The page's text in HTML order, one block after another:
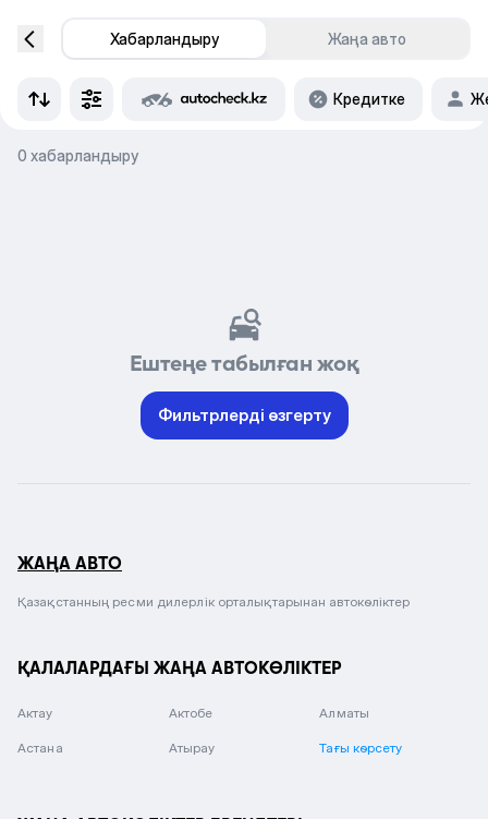
Хабарландыру Жаңа авто
Кредитке
0 хабарландыру
Ештеңе табылған жоқ
Фильтрлерді өзгерту
ЖАҢА АВТО
Қазақстанның ресми дилерлік орталықтарынан автокөліктер
ҚАЛАЛАРДАҒЫ ЖАҢА АВТОКӨЛІКТЕР
Актау Актобе Алматы
Астана Атырау Тағы көрсету